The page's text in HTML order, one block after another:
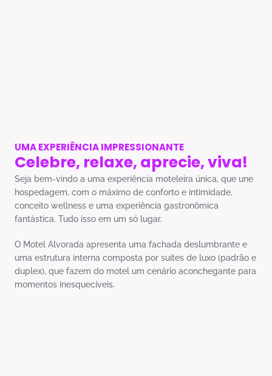
UMA EXPERIÊNCIA IMPRESSIONANTE
Celebre, relaxe, aprecie, viva!
Seja bem-vindo a uma experiência moteleira única, que une
hospedagem, com o máximo de conforto e intimidade,
conceito wellness e uma experiência gastronômica
fantástica. Tudo isso em um só lugar.
O Motel Alvorada apresenta uma fachada deslumbrante e
uma estrutura interna composta por suítes de luxo (padrão e
duplex), que fazem do motel um cenário aconchegante para
momentos inesquecíveis.